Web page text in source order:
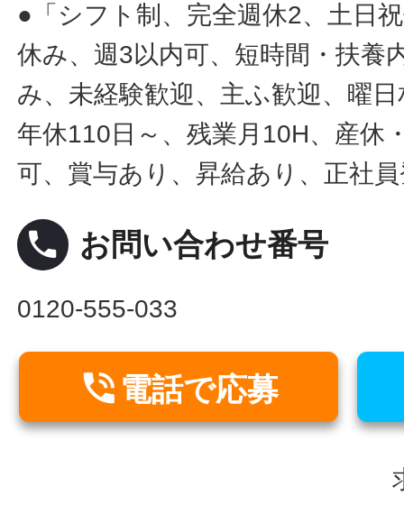
●「シフト制、完全週休2、土日
休み、週3以内可、短時間・扶養
み、未経験歓迎、主ふ歓迎、曜
年休110日～、残業月10H、産休
可、賞与あり、昇給あり、正社
local_phone お問い合わせ番号
0120-555-033
 電話で応募